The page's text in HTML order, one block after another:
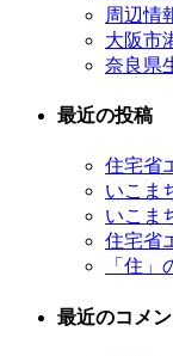
周辺情
大阪市
奈良県
最近の投稿
住宅省
いこま
いこま
住宅省
「住
最近のコメン